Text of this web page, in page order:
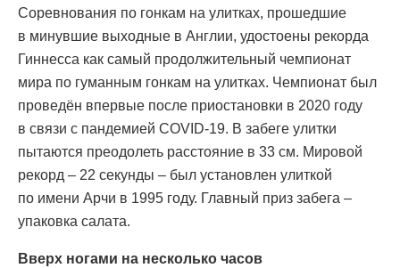
Соревнования по гонкам на улитках, прошедшие
в минувшие выходные в Англии, удостоены рекорда
Гиннесса как самый продолжительный чемпионат
мира по гуманным гонкам на улитках. Чемпионат был
проведён впервые после приостановки в 2020 году
в связи с пандемией COVID-19. В забеге улитки
пытаются преодолеть расстояние в 33 см. Мировой
рекорд – 22 секунды – был установлен улиткой
по имени Арчи в 1995 году. Главный приз забега –
упаковка салата.
Вверх ногами на несколько часов